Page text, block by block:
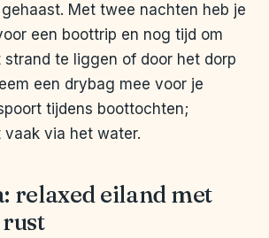
Met twee nachten heb je
een boottrip en nog tijd om
strand te liggen of door het dorp
een drybag mee voor je
tijdens boottochten;
via het water.
relaxed eiland met